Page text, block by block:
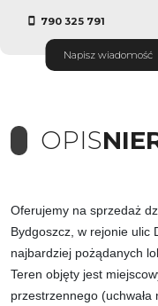
790 325 791
Napisz wiadomość
OPIS
Oferujemy na sprzedaż
Bydgoszcz, w rejonie ulic
najbardziej pożądanych
Teren objęty jest
przestrzennego